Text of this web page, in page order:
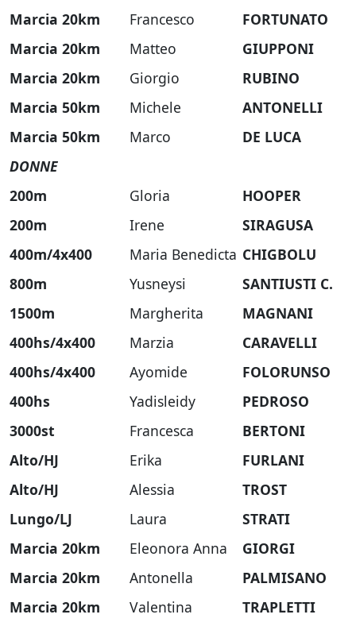
Marcia 20km Francesco
FORTUNATO
Marcia 20km
Matteo
GIUPPONI
Marcia 20km
Giorgio
RUBINO
Marcia 50km
Michele
ANTONELLI
Marcia 50km
Marco
DE LUCA
DONNE
200m
Gloria
HOOPER
200m
Irene
SIRAGUSA
400m/4x400
Maria Benedicta CHIGBOLU
800m
Yusneysi
SANTIUSTI C.
1500m
Margherita
MAGNANI
400hs/4x400
Marzia
CARAVELLI
400hs/4x400
Ayomide
FOLORUNSO
400hs
Yadisleidy
PEDROSO
3000st
Francesca
BERTONI
Alto/HJ
Erika
FURLANI
Alto/HJ
Alessia
TROST
Lungo/LJ
Laura
STRATI
Marcia 20km
Eleonora Anna
GIORGI
Marcia 20km
Antonella
PALMISANO
Marcia 20km
Valentina
TRAPLETTI